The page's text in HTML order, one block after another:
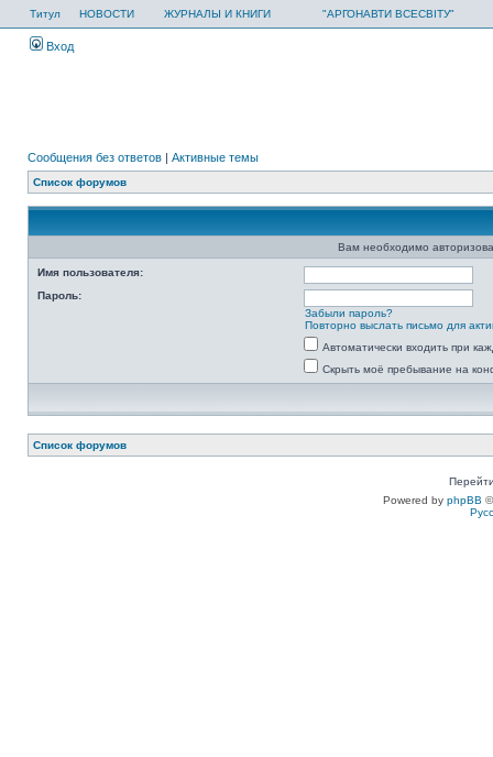
Титул НОВОСТИ ЖУРНАЛЫ И КНИГИ "АРГОНАВТИ ВСЕСВІТУ"
Вход
Сообщения без ответов | Активные темы
Список форумов
Вам необходимо
Имя пользователя:
Пароль:
Забыли пароль?
Повторно выслать письмо для
Автоматически входить при
Скрыть моё пребывание на
Список форумов
Powered by phpBB